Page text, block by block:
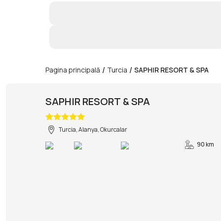
Pagina principală / Turcia / SAPHIR RESORT & SPA
SAPHIR RESORT & SPA
Turcia, Alanya, Okurcalar
90 km